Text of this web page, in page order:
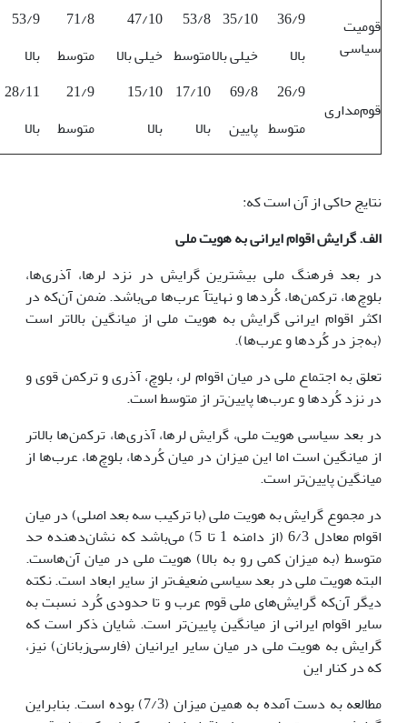
قومیت
سیاسی
36/9
بالا
35/10
خیلی بالا
53/8
متوسط
47/10
خیلی بالا
71/8
متوسط
53/9
بالا
قوم‌مداری
26/9
متوسط
69/8
پایین
17/10
بالا
15/10
بالا
21/9
متوسط
28/11
بالا
نتایج حاکی از آن است که:
الف. گرایش اقوام ایرانی به هویت ملی
در بعد فرهنگ ملی بیشترین گرایش در نزد لرها، آذری‌ها،
بلوچ‌ها، ترکمن‌ها، کُردها و نهایتآ عرب‌ها می‌باشد. ضمن آن‌که در
اکثر اقوام ایرانی گرایش به هویت ملی از میانگین بالاتر است
(به‌جز در کُردها و عرب‌ها).
تعلق به اجتماع ملی در میان اقوام لر، بلوچ، آذری و ترکمن قوی و
در نزد کُردها و عرب‌ها پایین‌تر از متوسط است.
در بعد سیاسی هویت ملی، گرایش لرها، آذری‌ها، ترکمن‌ها بالاتر
از میانگین است اما این میزان در میان کُردها، بلوچ‌ها، عرب‌ها از
میانگین پایین‌تر است.
در مجموع گرایش به هویت ملی (با ترکیب سه بعد اصلی) در میان
اقوام معادل 6/3 (از دامنه 1 تا 5) می‌باشد که نشان‌دهنده حد
متوسط (به میزان کمی رو به بالا) هویت ملی در میان آن‌هاست.
البته هویت ملی در بعد سیاسی ضعیف‌تر از سایر ابعاد است. نکته
دیگر آن‌که گرایش‌های ملی قوم عرب و تا حدودی کُرد نسبت به
سایر اقوام ایرانی از میانگین پایین‌تر است. شایان ذکر است که
گرایش به هویت ملی در میان سایر ایرانیان (فارسی‌زبانان) نیز،
که در کنار این
مطالعه به دست آمده به همین میزان (7/3) بوده است. بنابراین